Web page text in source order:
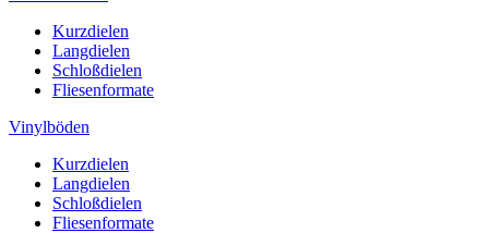
Kurzdielen
Langdielen
Schloßdielen
Fliesenformate
Vinylböden
Kurzdielen
Langdielen
Schloßdielen
Fliesenformate